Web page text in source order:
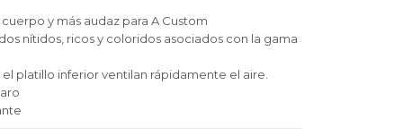
y más audaz para A Custom
nítidos, ricos y coloridos asociados con la gama
el platillo inferior ventilan rápidamente el aire.